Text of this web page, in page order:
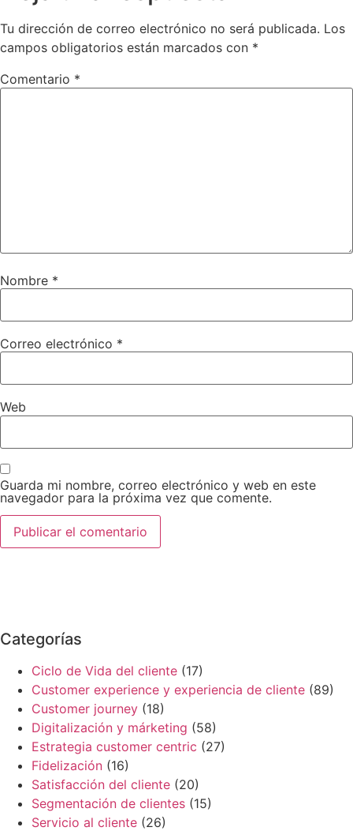
Tu dirección de correo electrónico no será publicada. Los
campos obligatorios están marcados con *
Comentario *
Nombre *
Correo electrónico *
Web
Guarda mi nombre, correo electrónico y web en este
navegador para la próxima vez que comente.
Categorías
Ciclo de Vida del cliente (17)
Customer experience y experiencia de cliente (89)
Customer journey (18)
Digitalización y márketing (58)
Estrategia customer centric (27)
Fidelización (16)
Satisfacción del cliente (20)
Segmentación de clientes (15)
Servicio al cliente (26)